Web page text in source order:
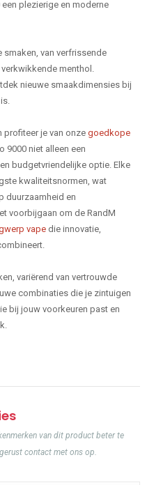
plezierige en moderne
van verfrissende
menthol.
nieuwe smaakdimensies bij
profiteer je van onze goedkope
9000 niet alleen een
budgetvriendelijke optie. Elke
kwaliteitsnormen, wat
duurzaamheid en
voorbijgaan om de RandM
vape die innovatie,
variërend van vertrouwde
combinaties die je zintuigen
bij jouw voorkeuren past en
van dit product beter te
contact met ons op.